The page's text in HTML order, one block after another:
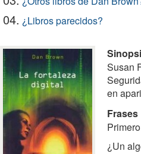
04. ¿Libros parecidos?
Susan
en
Frases
¿Un